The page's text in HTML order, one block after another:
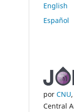
English
Español
por CNU,
Central